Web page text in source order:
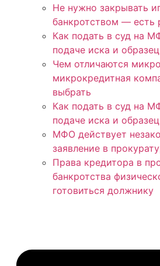
Не нужно закрывать
банкротством — есть
Как подать в суд на
подаче иска и
Чем отличаются
микрокредитная
выбрать
Как подать в суд на
подаче иска и
МФО действует
заявление в
Права кредитора в
банкротства
готовиться должнику